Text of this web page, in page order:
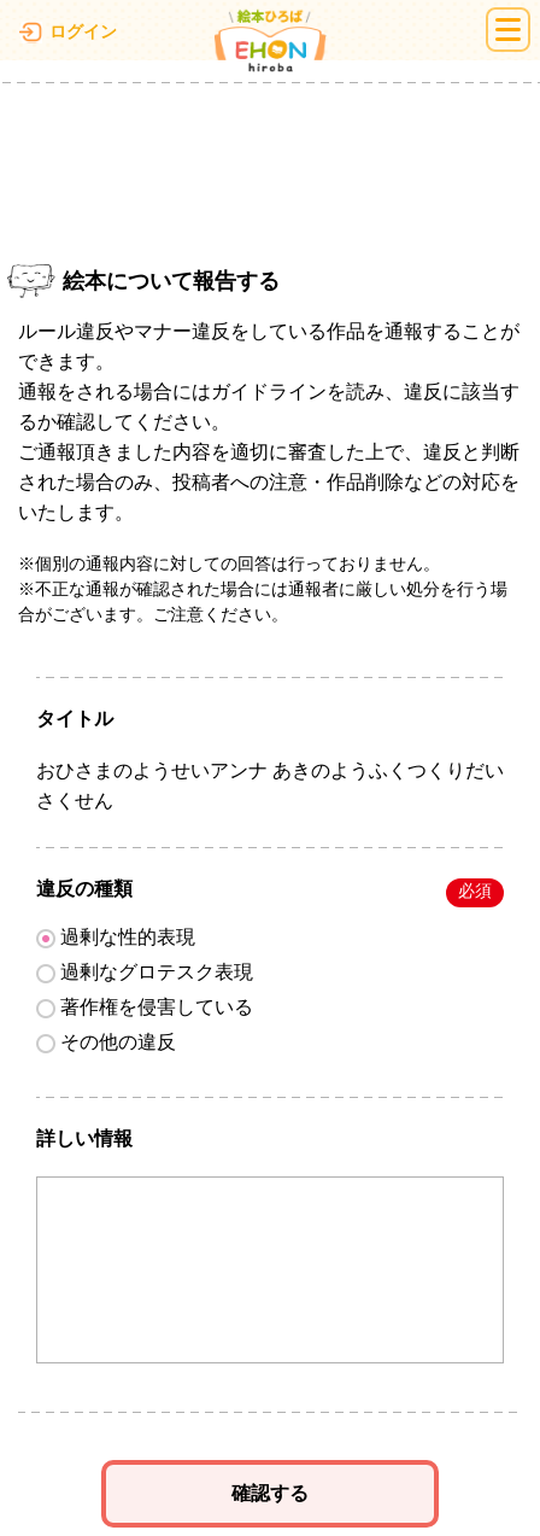
ログイン 絵本ひろば
絵本について報告する
ルール違反やマナー違反をしている作品を通報することが
できます。
通報をされる場合にはガイドラインを読み、違反に該当す
るか確認してください。
ご通報頂きました内容を適切に審査した上で、違反と判断
された場合のみ、投稿者への注意・作品削除などの対応を
いたします。
※個別の通報内容に対しての回答は行っておりません。
※不正な通報が確認された場合には通報者に厳しい処分を行う場
合がございます。ご注意ください。
タイトル
おひさまのようせいアンナ あきのようふくつくりだい
さくせん
違反の種類 必須
過剰な性的表現
過剰なグロテスク表現
著作権を侵害している
その他の違反
詳しい情報
確認する